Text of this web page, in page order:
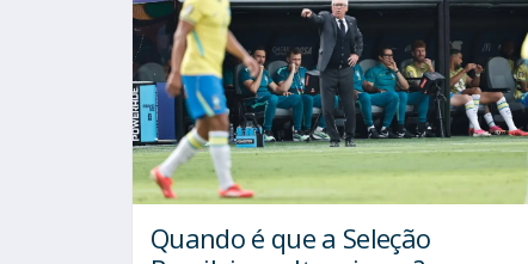
Quando é que a Seleção